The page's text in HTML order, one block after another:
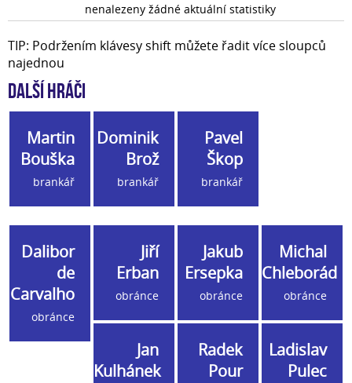
nenalezeny žádné aktuální statistiky
TIP: Podržením klávesy shift můžete řadit více sloupců
najednou
Další hráči
Martin
Bouška
brankář
Dominik
Brož
brankář
Pavel
Škop
brankář
Dalibor
de
Carvalho
obránce
Jiří
Erban
obránce
Jakub
Ersepka
obránce
Michal
Chleborád
obránce
Jan
Kulhánek
Radek
Pour
Ladislav
Pulec